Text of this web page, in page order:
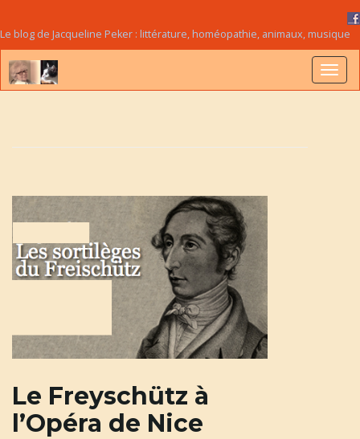
Le blog de Jacqueline Peker : littérature, homéopathie, animaux, musique
Le Freyschütz à
l’Opéra de Nice